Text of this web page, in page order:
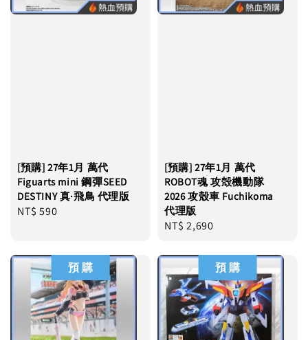
[預購] 27年1月 萬代
Figuarts mini 鋼彈SEED
DESTINY 真·飛鳥 代理版
Regular
NT$ 590
[預購] 27年1月 萬代
ROBOT魂 攻殻機動隊
2026 攻殼車 Fuchikoma
代理版
Regular
NT$ 2,690
預 購 預 購